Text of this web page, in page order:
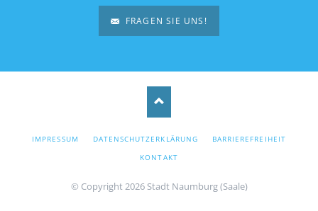
FRAGEN SIE UNS!
NAVIGATION
IMPRESSUM DATENSCHUTZERKLÄRUNG
BARRIEREFREIHEIT
KONTAKT
© Copyright 2026 Stadt Naumburg (Saale)